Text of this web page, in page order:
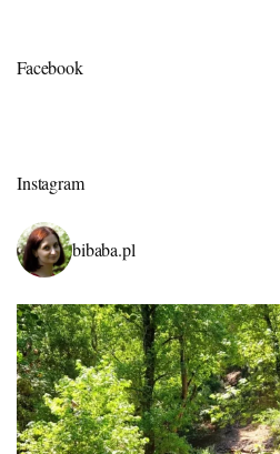
Facebook
Instagram
bibaba.pl